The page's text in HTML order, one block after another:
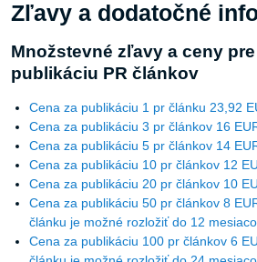
Zľavy a dodatočné
Množstevné zľavy a ceny
publikáciu PR článkov
Cena za publikáciu 1 pr článku 23,92
Cena za publikáciu 3 pr článkov 16
Cena za publikáciu 5 pr článkov 14
Cena za publikáciu 10 pr článkov 12
Cena za publikáciu 20 pr článkov 10
Cena za publikáciu 50 pr článkov 8
článku je možné rozložiť do 12
Cena za publikáciu 100 pr článkov 6